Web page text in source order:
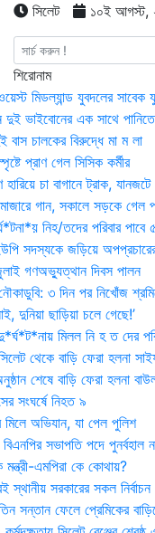
সিলেট ১০ই আগস্ট,
শিরোনাম
মিডল্যান্ড যুবদলের সাবেক
দুই ভাইবোনের এক সাথে
বাস চালকের বিরুদ্ধে মা ম লা
প্রাণ গেল সিসিক কর্মীর
হারিয়ে চা বাগানে ট্রাক,
গান, সকালে সড়কে গেল
নিহ/তদের পরিবার
সদস্যকে জড়িয়ে অপপ্রচারের
গণঅভ্যুত্থান দিবস পালন
৩ দিন পর নিখোঁজ
দুনিয়া ছাড়িয়া চলে গেছে!’
মিলল নি হ ত দের
থেকে বাড়ি ফেরা হলনা
শেষে বাড়ি ফেরা হলনা
সংঘর্ষে নিহত ৯
মিলে অভিযান, যা পেল পুলিশ
সভাপতি পদে পুনর্বহাল
মন্ত্রী-এমপিরা কে কোথায়?
সরকারের সকল নির্বাচন
সন্তান ফেলে প্রেমিকের